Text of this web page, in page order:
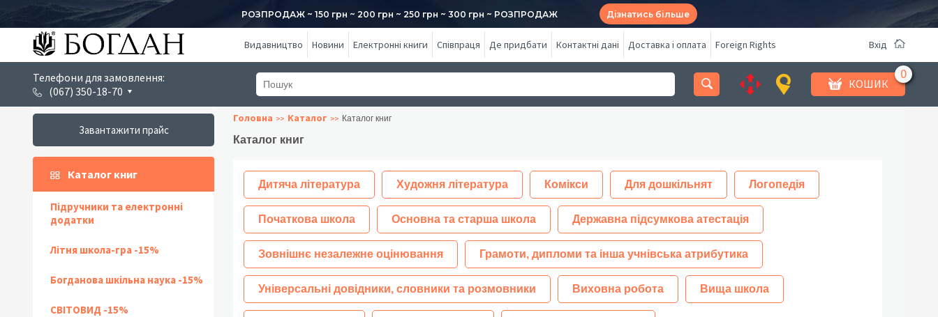
РОЗПРОДАЖ ~ 150 грн ~ 200 грн ~ 250 грн ~ 300 грн ~ РОЗПРОДАЖ Дізнатись більше
Видавництво Новини Електронні книги Співпраця Де придбати Контактні дані Доставка і оплата Foreign Rights Вхід
Телефони для замовлення:
(067) 350-18-70
КОШИК
Завантажити прайс
Каталог книг
Підручники та електронні
додатки
Літня школа-гра -15%
Богданова шкільна наука -15%
СВІТОВИД -15%
Головна Каталог Каталог книг
Каталог книг
Дитяча література Художня література Комікси Для дошкільнят Логопедія
Початкова школа Основна та старша школа Державна підсумкова атестація
Зовнішнє незалежне оцінювання Грамоти, дипломи та інша учнівська атрибутика
Універсальні довідники, словники та розмовники Виховна робота Вища школа